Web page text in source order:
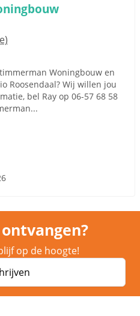
Woningbouw en
Roosendaal? Wij willen jou
bel Ray op 06-57 68 58
op de hoogte!